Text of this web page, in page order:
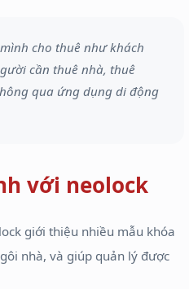
cho thuê như khách
cần thuê nhà, thuê
qua ứng dụng di động
với neolock
giới thiệu nhiều mẫu khóa
nhà, và giúp quản lý được